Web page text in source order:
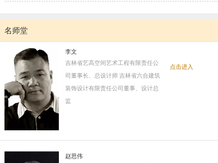
名师堂
李文
吉林省艺高空间艺术工程有限责任公
司董事长、总设计师 吉林省六合建筑
装饰设计有限责任公司董事、设计总
监
点击进入
赵思伟